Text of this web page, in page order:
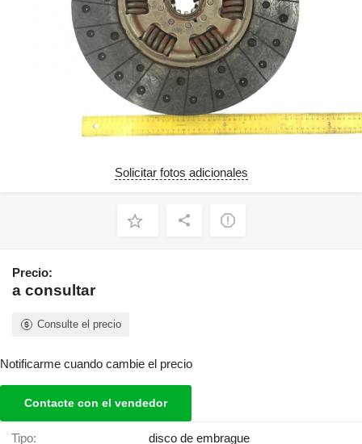
Solicitar fotos adicionales
Precio:
a consultar
Consulte el precio
Notificarme cuando cambie el precio
Contacte con el vendedor
Tipo: disco de embrague